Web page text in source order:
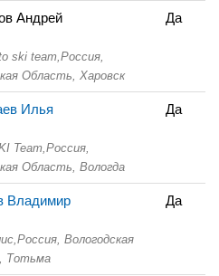
Андрей
ski team, Россия,
Область,
Харовск
Да
Илья
Team, Россия,
Область, Вологда
Да
Владимир
Россия, Вологодская
Тотьма
Да